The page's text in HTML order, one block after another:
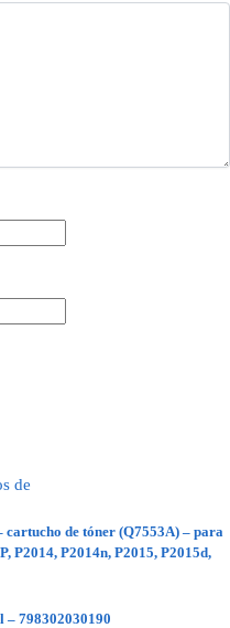
de tóner (Q7553A) – para
P2014, P2014n, P2015, P2015d,
– 798302030190